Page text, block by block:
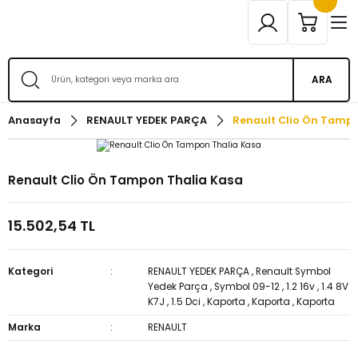
ARA
Anasayfa RENAULT YEDEK PARÇA Renault Clio Ön
Renault Clio Ön Tampon Thalia Kasa
15.502,54 TL
Kategori RENAULT YEDEK PARÇA ,Renault Symbol
Yedek Parça ,Symbol 09-12 ,1.2 16v ,1.4 8V
K7J ,1.5 Dci ,Kaporta ,Kaporta ,Kaporta
Marka
RENAULT